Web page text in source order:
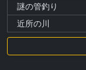
謎の管釣り
近所の川